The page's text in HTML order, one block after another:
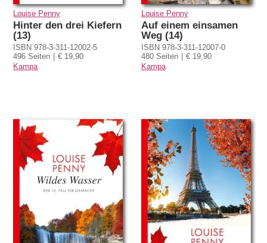
Louise Penny
Hinter den drei Kiefern
(13)
ISBN 978-3-311-12002-5
496 Seiten
€ 19,90
Kampa
Louise Penny
Auf einem einsamen
Weg (14)
ISBN 978-3-311-12007-0
480 Seiten
€ 19,90
Kampa